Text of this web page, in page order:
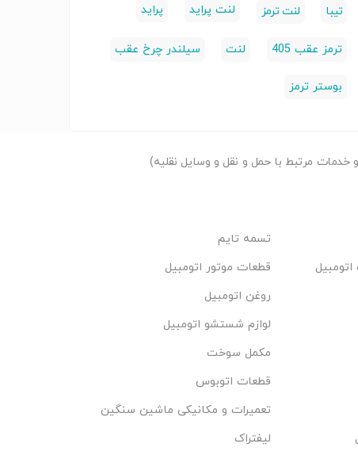
تیبا لنت ترمز لنت پراید پراید
ترمز عقب 405 لنت سیلندر چرخ عقب
بوستر ترمز
مرتبط با حمل و نقل و وسایل نقلیه)
تسمه تایم
قطعات موتور اتومبیل
روغن اتومبیل
لوازم شستشو اتومبیل
مکمل سوخت
قطعات اتوبوس
تعمیرات و مکانیکی ماشین سنگین
لیفتراک